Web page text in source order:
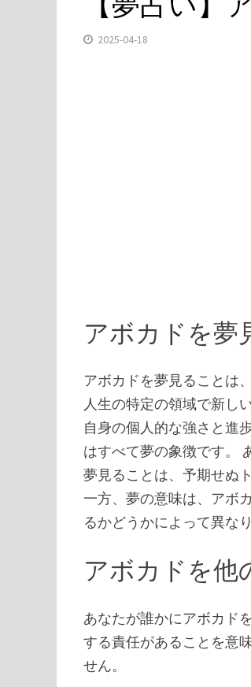
2025-04-18
アボカドを夢
アボカドを夢見ることは
人生の特定の領域で新し
自身の個人的な強さと進
はすべて夢の象徴です。
夢見ることは、予期せぬ
一方、夢の意味は、アボ
るかどうかによって異なり
アボカドを他
あなたが誰かにアボカド
する責任があることを意
せん。